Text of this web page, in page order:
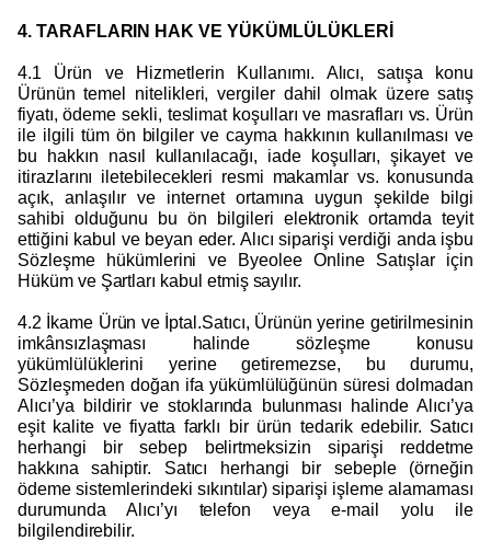
4. TARAFLARIN HAK VE YÜKÜMLÜLÜKLERİ
4.1 Ürün ve Hizmetlerin Kullanımı. Alıcı, satışa konu
Ürünün temel nitelikleri, vergiler dahil olmak üzere satış
fiyatı, ödeme sekli, teslimat koşulları ve masrafları vs. Ürün
ile ilgili tüm ön bilgiler ve cayma hakkının kullanılması ve
bu hakkın nasıl kullanılacağı, iade koşulları, şikayet ve
itirazlarını iletebilecekleri resmi makamlar vs. konusunda
açık, anlaşılır ve internet ortamına uygun şekilde bilgi
sahibi olduğunu bu ön bilgileri elektronik ortamda teyit
ettiğini kabul ve beyan eder. Alıcı siparişi verdiği anda işbu
Sözleşme hükümlerini ve Byeolee Online Satışlar için
Hüküm ve Şartları kabul etmiş sayılır.
4.2 İkame Ürün ve İptal.Satıcı, Ürünün yerine getirilmesinin
imkânsızlaşması halinde sözleşme konusu
yükümlülüklerini yerine getiremezse, bu durumu,
Sözleşmeden doğan ifa yükümlülüğünün süresi dolmadan
Alıcı’ya bildirir ve stoklarında bulunması halinde Alıcı’ya
eşit kalite ve fiyatta farklı bir ürün tedarik edebilir. Satıcı
herhangi bir sebep belirtmeksizin siparişi reddetme
hakkına sahiptir. Satıcı herhangi bir sebeple (örneğin
ödeme sistemlerindeki sıkıntılar) siparişi işleme alamaması
durumunda Alıcı’yı telefon veya e-mail yolu ile
bilgilendirebilir.